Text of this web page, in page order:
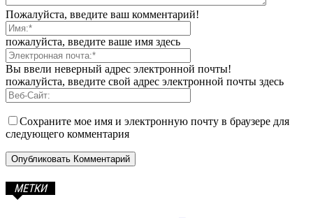
Пожалуйста, введите ваш комментарий!
пожалуйста, введите ваше имя здесь
Вы ввели неверный адрес электронной почты!
пожалуйста, введите свой адрес электронной почты здесь
Сохраните мое имя и электронную почту в браузере для
следующего комментария
МЕТКИ